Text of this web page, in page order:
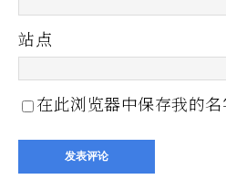
站点
在此浏览器中保存我的名